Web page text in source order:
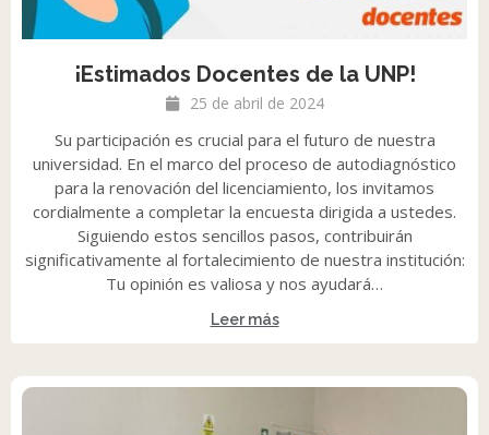
¡Estimados Docentes de la UNP!
25 de abril de 2024
Su participación es crucial para el futuro de nuestra
universidad. En el marco del proceso de autodiagnóstico
para la renovación del licenciamiento, los invitamos
cordialmente a completar la encuesta dirigida a ustedes.
Siguiendo estos sencillos pasos, contribuirán
significativamente al fortalecimiento de nuestra institución:
Tu opinión es valiosa y nos ayudará…
Leer más